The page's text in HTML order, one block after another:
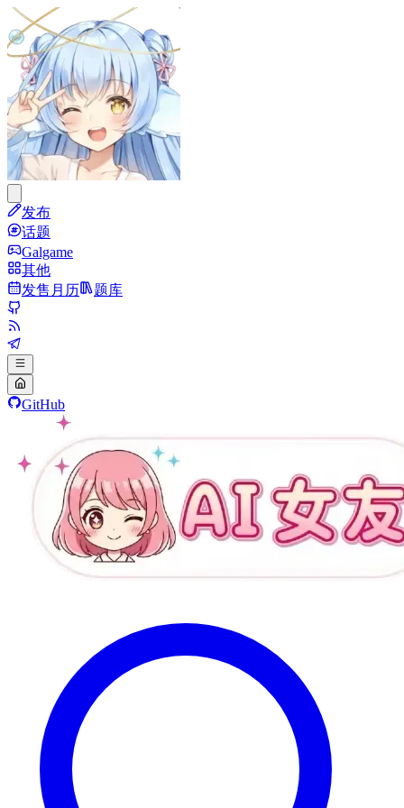
发布
话题
Galgame
其他
发售月历
题库
GitHub